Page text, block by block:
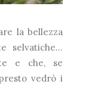
la bellezza
selvatiche...
e che, se
vedrò i